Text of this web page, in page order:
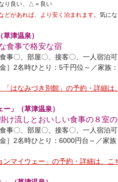
り良い、△＝良い
どがあれば、より安く泊まれます。 気に
津温泉）
食事で格安な宿
事〇、部屋〇、接客〇、一人宿泊
金］2名時ひとり：5千円位～／家族
はなみづき別館」の予約・詳細は
」（草津温泉）
け流しとおいしい食事の８室
事〇、部屋〇、接客〇、一人宿泊
金］2名時ひとり：6000円台～／家
ンマイウェー」の予約・詳細は、こ